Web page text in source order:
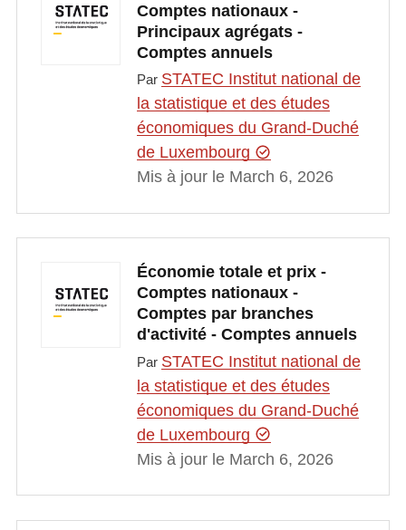
Comptes nationaux -
Principaux agrégats -
Comptes annuels
Par STATEC Institut national de
la statistique et des études
économiques du Grand-Duché
de Luxembourg
Mis à jour le March 6, 2026
Économie totale et prix -
Comptes nationaux -
Comptes par branches
d'activité - Comptes annuels
Par STATEC Institut national de
la statistique et des études
économiques du Grand-Duché
de Luxembourg
Mis à jour le March 6, 2026